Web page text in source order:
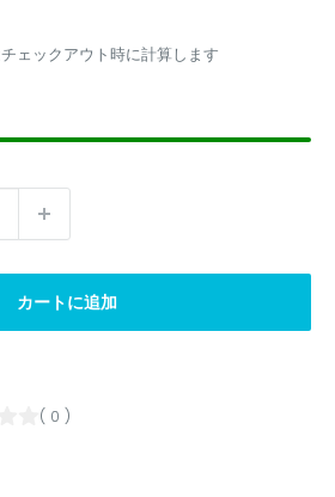
ェックアウト時に計算します
カートに追加
( 0 )